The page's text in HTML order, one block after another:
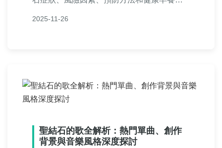
膽結石威脅，維護膽囊健康。
2025-11-26
聖結石的歌全解析：熱門單曲、創作
背景與音樂風格深度探討